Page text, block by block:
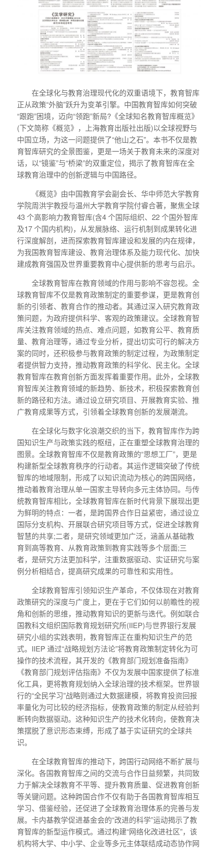
在全球化与教育治理现代化的双重语境下，教育智库
正从政策“外脑”跃升为变革引擎。中国教育智库如何突破
“跟跑”困境，迈向“领跑”新局?《全球知名教育智库概览》
(下文简称《概览》，上海教育出版社出版)以全球视野与
中国立场，为这一问题提供了“他山之石”。本书不仅是教
育智库研究的全景图鉴，更是一场关于教育未来的深度对
话，以“镜鉴”与“桥梁”的双重定位，揭示了教育智库在全
球教育治理中的创新逻辑与中国路径。
《概览》由中国教育学会副会长、华中师范大学教育
学院周洪宇教授与温州大学教育学院付睿合著，聚焦全球
43 个高影响力教育智库(含4 个国际组织、22 个国外智库
及17 个国内机构)，从发展脉络、运行机制到成果转化进
行深度解剖，进而探索教育智库建设和发展的内在规律，
为我国教育智库建设、教育治理体系及能力现代化、加快
建成教育强国及世界重要教育中心提供新的思考与启示。
全球教育智库在教育领域的作用与影响不容忽视。全
球教育智库不仅是教育政策制定的重要参谋，更是教育创
新的引领者、教育合作的推动者。其通过深入研究教育政
策问题，为政府提供科学、客观的政策建议。全球教育智
库关注教育领域的热点、难点问题，如教育公平、教育质
量、教育治理等，通过专业分析，提出切实可行的解决方
案的同时，还积极参与教育政策的制定过程，为政策制定
者提供智力支持，推动教育政策的科学化、民主化。全球
教育智库在教育创新方面发挥着重要作用。此外，全球教
育智库关注教育领域的新趋势、新技术，积极探索教育创
新的路径和方法。通过设立研究项目、开展教育实验、推
广教育成果等方式，引领着全球教育创新的发展潮流。
在全球化与数字化浪潮交织的当下，教育智库作为跨
国知识生产与政策实践的枢纽，正在重塑全球教育治理的
图景。全球教育智库不仅是教育政策的“思想工厂”，更是
构建新型全球教育秩序的行动者。其运作逻辑突破了传统
智库的地域限制，形成了以知识流动为核心的跨国网络，
推动着教育治理从单一国家主导转向多元主体协同。与传
统教育智库相比，全球教育智库在新时代背景下展现出更
为鲜明的特点：一者，是跨国界合作日益紧密，通过设立
国际分支机构、开展联合研究项目等方式，促进全球教育
智慧的共享;二者，是研究领域更加广泛，涵盖从基础教
育到高等教育、从教育政策到教育实践等多个层面;三
者，是研究方法更加科学，注重数据驱动、实证研究与案
例分析相结合，提高研究成果的可靠性和实用性。
全球教育智库引领知识生产革命，不仅体现在对教育
政策研究的深度与广度上，更在于它们如何以前瞻性的视
角和创新的思维，推动教育知识的更新与迭代。例如联合
国教科文组织国际教育规划研究所(IIEP)与世界银行发展
研究小组的实践表明，教育智库正在重构知识生产的范
式。IIEP 通过“战略规划方法论”将教育政策制定转化为可
操作的技术流程，其开发的《教育部门规划准备指南》
《教育部门规划评估指南》不仅为发展中国家提供了标准
化工具，更将教育规划纳入全球治理的技术框架。世界银
行的“全民学习”战略则通过大数据建模，将教育投资回报
率量化为可比较的经济指标，使教育政策的制定从经验判
断转向数据驱动。这种知识生产的技术化转向，使教育决
策摆脱了意识形态束缚，形成了基于实证研究的全球共
识。
在全球教育智库的推动下，跨国行动网络不断扩展与
深化。各国教育智库之间的交流与合作日益频繁，共同致
力于解决全球教育不平等、提升教育质量、促进教育创新
等关键问题。这种跨国合作不仅有助于各国教育智库相互
学习、借鉴经验，还促进了全球教育治理体系的完善与发
展。卡内基教学促进基金会的“改进的科学”运动揭示了教
育智库的新型运作模式。通过构建“网络化改进社区”，该
机构将大学、中小学、企业等多元主体联结成动态协作网